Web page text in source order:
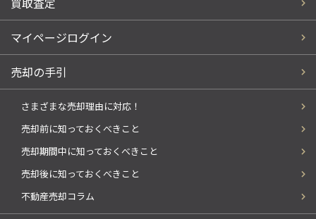
マイページログイン
売却の手引
さまざまな売却理由に対応！
売却前に知っておくべきこと
売却期間中に知っておくべきこと
売却後に知っておくべきこと
不動産売却コラム